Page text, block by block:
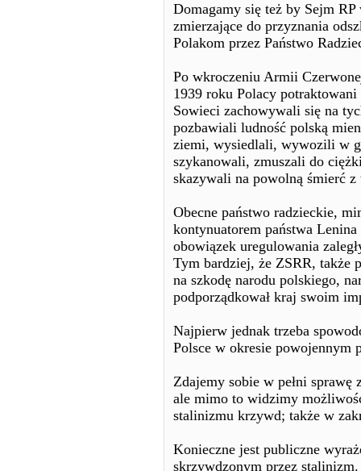
Domagamy się też by Sejm RP
zmierzające do przyznania
Polakom przez Państwo
Po wkroczeniu Armii
1939 roku Polacy
Sowieci zachowywali się na
pozbawiali ludność polską
ziemi, wysiedlali, wywozili w
szykanowali, zmuszali do
skazywali na powolną śmierć
Obecne państwo radzieckie,
kontynuatorem państwa
obowiązek uregulowania
Tym bardziej, że ZSRR, także
na szkodę narodu polskiego,
podporządkował kraj swoim
Najpierw jednak trzeba
Polsce w okresie powojennym
Zdajemy sobie w pełni
ale mimo to widzimy
stalinizmu krzywd; także w
Konieczne jest publiczne
skrzywdzonym przez stalinizm.